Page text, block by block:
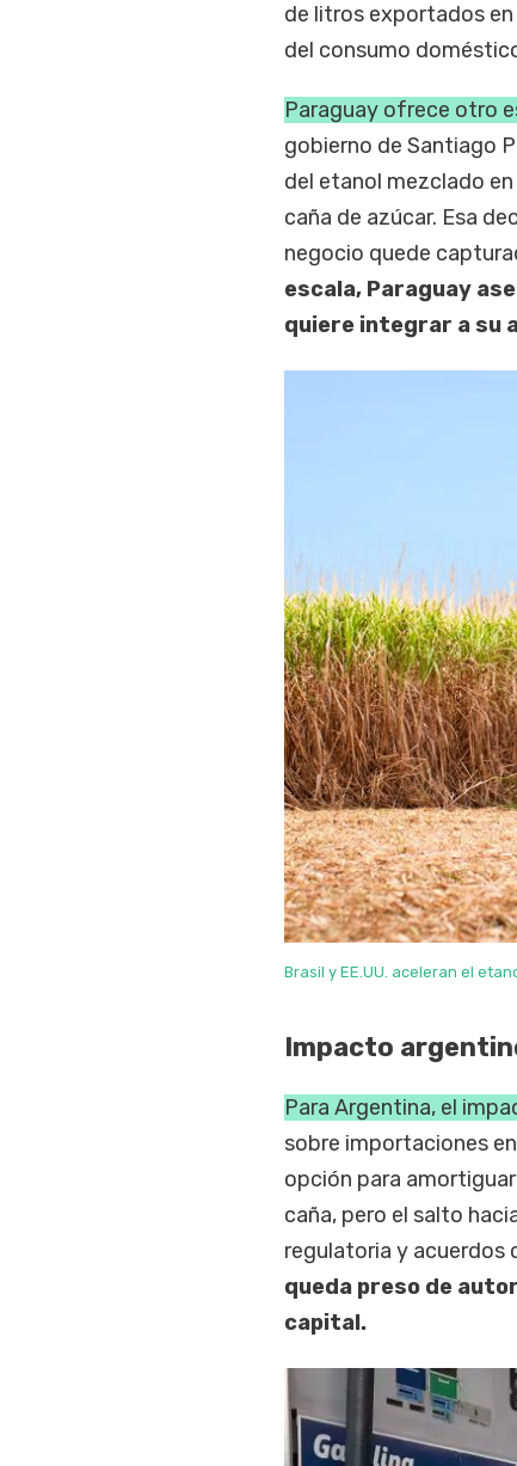
de litros exportados
del consumo
Paraguay ofrece otro
gobierno de Santiago
del etanol mezclado
caña de azúcar. Esa
negocio quede
escala, Paraguay
quiere integrar a su
Brasil y EE.UU. aceleran el
Impacto
Para Argentina, el
sobre importaciones
opción para
caña, pero el salto
regulatoria y acuerdos
queda preso de
capital.